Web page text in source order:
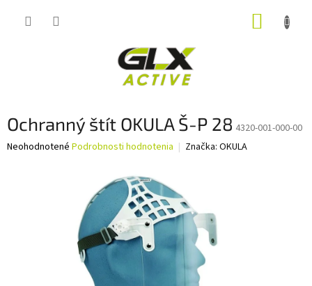
Ochranný štít OKULA Š-P 28 4320-001-000-00
Priemerné
Neohodnotené Podrobnosti hodnotenia Značka: OKULA